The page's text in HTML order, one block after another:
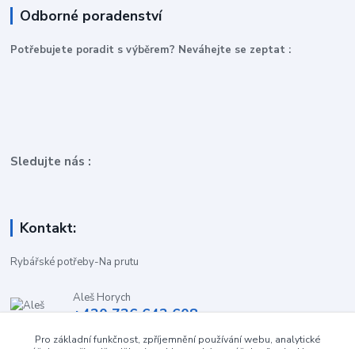
Odborné poradenství
Potřebujete poradit s výběrem? Neváhejte se zeptat :
Sledujte nás :
Kontakt:
Rybářské potřeby-Na prutu
Aleš Horych
+420 736 642 608
Pro základní funkčnost, zpříjemnění používání webu, analytické